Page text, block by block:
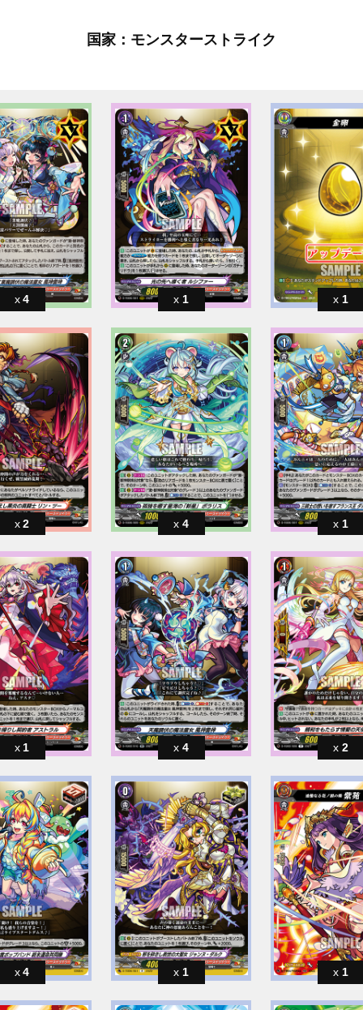
国家：モンスターストライク
4 1 1
2 4 1
1 4 2
4 1 1